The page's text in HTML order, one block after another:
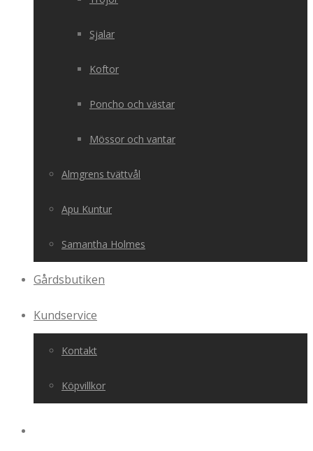
Sjalar
Koftor
Poncho och västar
Mössor och vantar
Almgrens tvättvål
Apu Kuntur
Samantha Holmes
Gårdsbutiken
Kundservice
Kontakt
Köpvillkor